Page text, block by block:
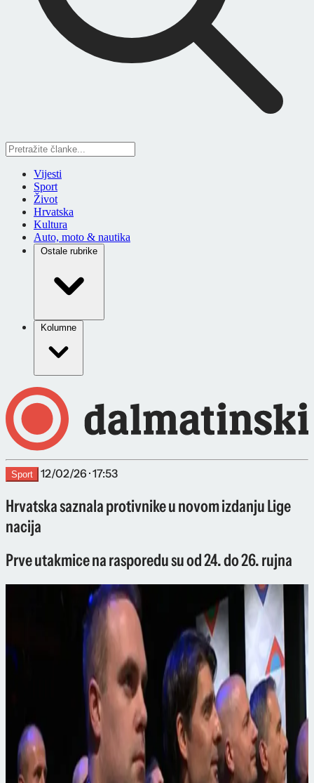
Vijesti
Sport
Život
Hrvatska
Kultura
Auto, moto & nautika
Ostale rubrike
Kolumne
Sport 12/02/26 · 17:53
Hrvatska saznala protivnike u novom izdanju Lige
nacija
Prve utakmice na rasporedu su od 24. do 26. rujna